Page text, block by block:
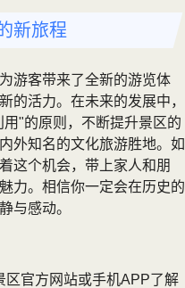
新旅程
游客带来了全新的游览体
的活力。在未来的发展中，
"的原则，不断提升景区的
外知名的文化旅游胜地。如
这个机会，带上家人和朋
力。相信你一定会在历史的
与感动。
区官方网站或手机APP了解